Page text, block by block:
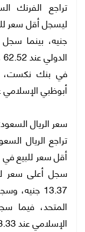
تراجع الفرنك
جنيه، بينما
في بنك نكست،
أبوظبي الإسلامي عند 62.08
سعر الريال
تراجع الريال
سجل أعلى سعر
المتحد، فيما
الإسلامي عند 13.33 جنيه.